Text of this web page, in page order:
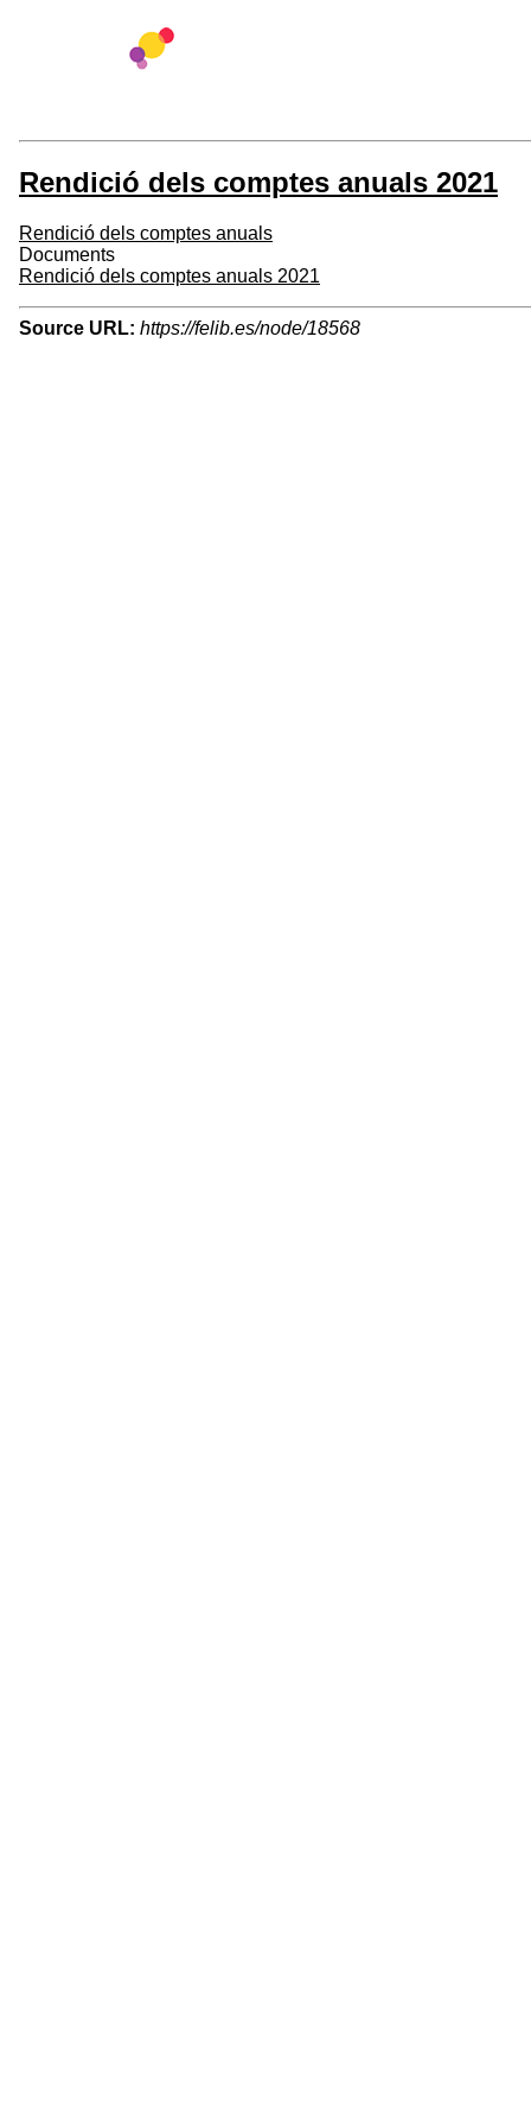
Rendició dels comptes anuals 2021
Rendició dels comptes anuals
Documents
Rendició dels comptes anuals 2021
Source URL: https://felib.es/node/18568